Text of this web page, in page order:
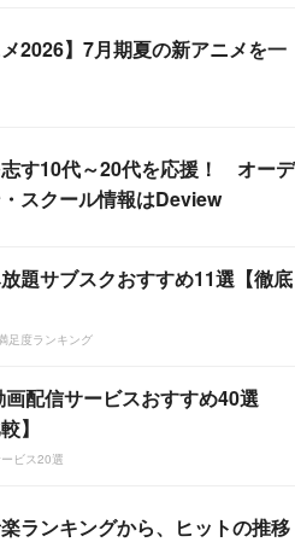
メ2026】7月期夏の新アニメを一
す10代～20代を応援！ オーデ
スクール情報はDeview
題サブスクおすすめ11選【徹底
足度ランキング
配信サービスおすすめ40選
】
ビス20選
ランキングから、ヒットの推移